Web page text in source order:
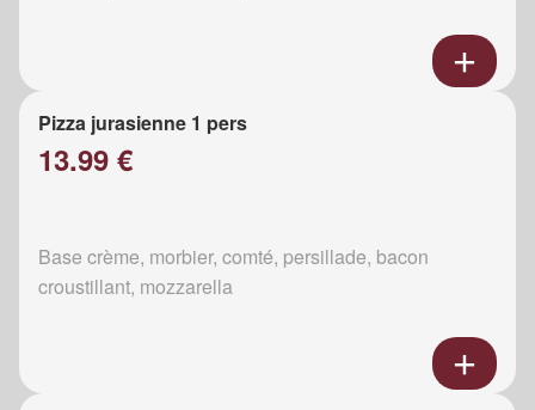
Pizza jurasienne 1 pers
13.99 €
Base crème, morbier, comté, persillade, bacon
croustillant, mozzarella